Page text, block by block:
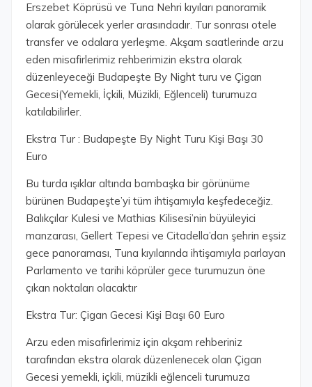
Erszebet Köprüsü ve Tuna Nehri kıyıları panoramik
olarak görülecek yerler arasındadır. Tur sonrası otele
transfer ve odalara yerleşme. Akşam saatlerinde arzu
eden misafirlerimiz rehberimizin ekstra olarak
düzenleyeceği Budapeşte By Night turu ve Çigan
Gecesi(Yemekli, İçkili, Müzikli, Eğlenceli) turumuza
katılabilirler.
Ekstra Tur : Budapeşte By Night Turu Kişi Başı 30
Euro
Bu turda ışıklar altında bambaşka bir görünüme
bürünen Budapeşte’yi tüm ihtişamıyla keşfedeceğiz.
Balıkçılar Kulesi ve Mathias Kilisesi’nin büyüleyici
manzarası, Gellert Tepesi ve Citadella’dan şehrin eşsiz
gece panoraması, Tuna kıyılarında ihtişamıyla parlayan
Parlamento ve tarihi köprüler gece turumuzun öne
çıkan noktaları olacaktır
Ekstra Tur: Çigan Gecesi Kişi Başı 60 Euro
Arzu eden misafirlerimiz için akşam rehberiniz
tarafından ekstra olarak düzenlenecek olan Çigan
Gecesi yemekli, içkili, müzikli eğlenceli turumuza